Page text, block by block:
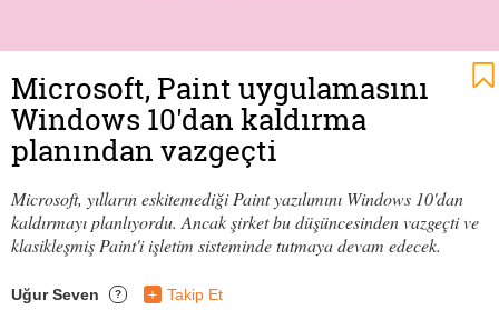
Microsoft, Paint uygulamasını
Windows 10'dan kaldırma
planından vazgeçti
Microsoft, yılların eskitemediği Paint yazılımını Windows 10'dan
kaldırmayı planlıyordu. Ancak şirket bu düşüncesinden vazgeçti ve
klasikleşmiş Paint'i işletim sisteminde tutmaya devam edecek.
Uğur Seven ? + Takip Et